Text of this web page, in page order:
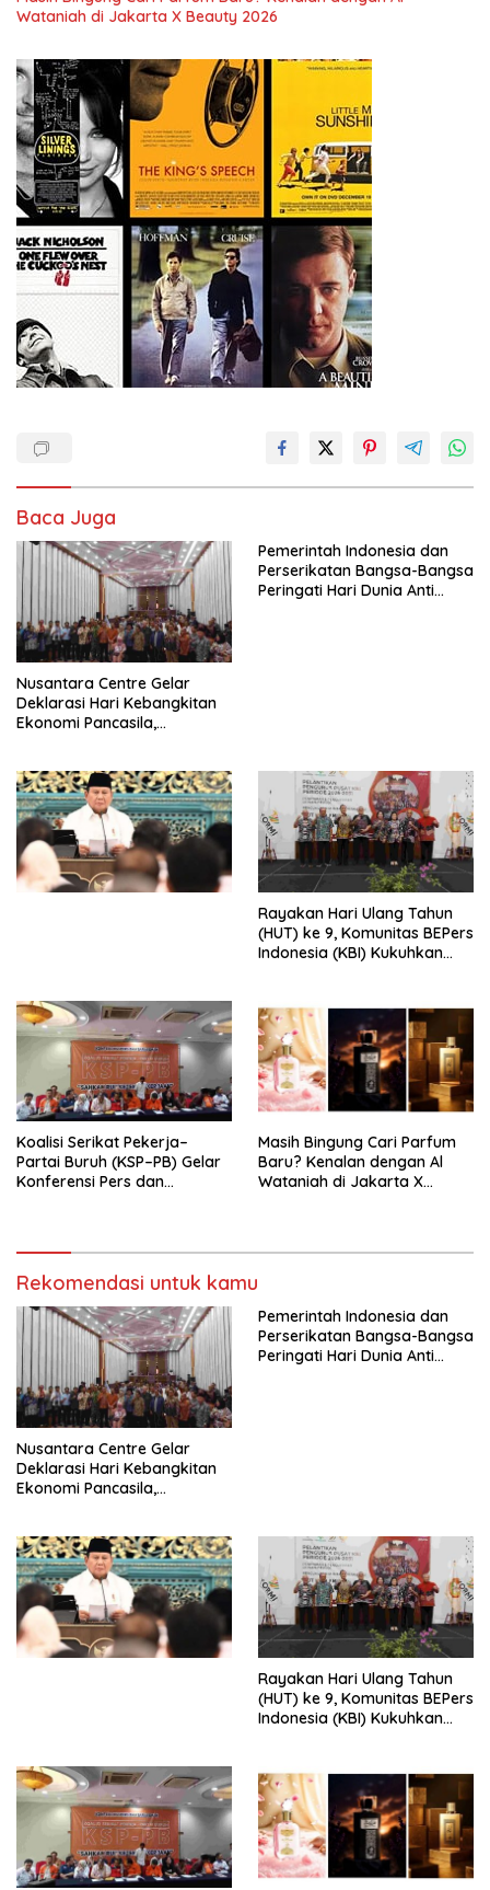
Wataniah di Jakarta X Beauty 2026
Baca Juga
Nusantara Centre Gelar
Deklarasi Hari Kebangkitan
Ekonomi Pancasila,
Penjajahan (Pergolakan
Ekonomi Politik Indonesia) &
Simposium Nasional “Urgensi
Undang-Undang
Perekonomian Nasional dan
Kesejahteraan Sosial dalam
Pemerintah Indonesia dan
Perserikatan Bangsa-Bangsa
Peringati Hari Dunia Anti
Rayakan Hari Ulang Tahun
(HUT) ke 9, Komunitas BEPers
Indonesia (KBI) Kukuhkan
Tema: “Penguatan dan
Pengembangan Organisasi
KBI yang Berbasis Riset di
seluruh Indonesia dan
Mancanegara”.
Koalisi Serikat Pekerja–
Partai Buruh (KSP–PB) Gelar
Konferensi Pers dan
Masih Bingung Cari Parfum
Baru? Kenalan dengan Al
Wataniah di Jakarta X
Rekomendasi untuk kamu
Nusantara Centre Gelar
Deklarasi Hari Kebangkitan
Ekonomi Pancasila,
Penjajahan (Pergolakan
Ekonomi Politik Indonesia) &
Simposium Nasional “Urgensi
Undang-Undang
Perekonomian Nasional dan
Kesejahteraan Sosial dalam
Pemerintah Indonesia dan
Perserikatan Bangsa-Bangsa
Peringati Hari Dunia Anti
Rayakan Hari Ulang Tahun
(HUT) ke 9, Komunitas BEPers
Indonesia (KBI) Kukuhkan
Tema: “Penguatan dan
Pengembangan Organisasi
KBI yang Berbasis Riset di
seluruh Indonesia dan
Mancanegara”.